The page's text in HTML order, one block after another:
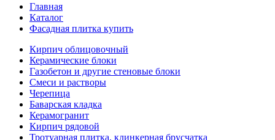
Главная
Каталог
Фасадная плитка купить
Кирпич облицовочный
Керамические блоки
Газобетон и другие стеновые блоки
Смеси и растворы
Черепица
Баварская кладка
Керамогранит
Кирпич рядовой
Тротуарная плитка, клинкерная брусчатка